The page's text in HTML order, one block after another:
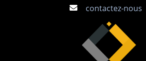
contactez-nous